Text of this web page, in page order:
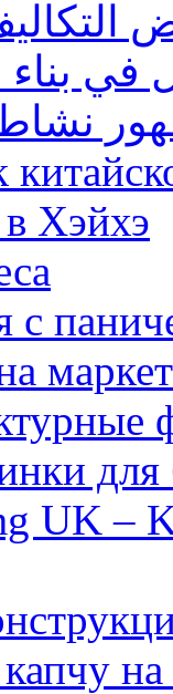
بناء
Хэйхэ
с
UK –